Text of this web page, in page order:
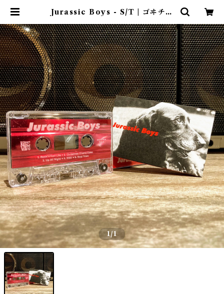
Jurassic Boys - S/T | ゴヰチカ
1/1